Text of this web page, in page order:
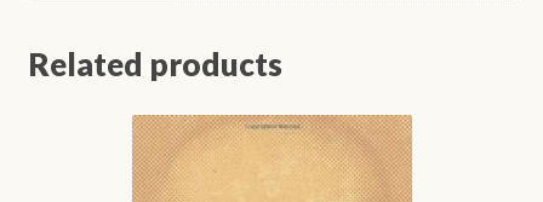
Related products